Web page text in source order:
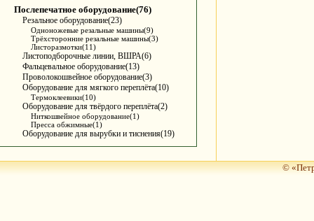
Послепечатное оборудование(76)
Резальное оборудование(23)
Одноножевые резальные машины(9)
Трёхсторонние резальные машины(3)
Листоразмотки(11)
Листоподборочные линии, ВШРА(6)
Фальцевальное оборудование(13)
Проволокошвейное оборудование(3)
Оборудование для мягкого переплёта(10)
Термоклеевики(10)
Оборудование для твёрдого переплёта(2)
Ниткошвейное оборудование(1)
Пресса обжимные(1)
Оборудование для вырубки и тиснения(19)
©